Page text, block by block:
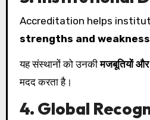
Accreditation helps
strengths and
यह संस्थानों को उनकीमजबूतियों और
मदद करता है।
4. Global